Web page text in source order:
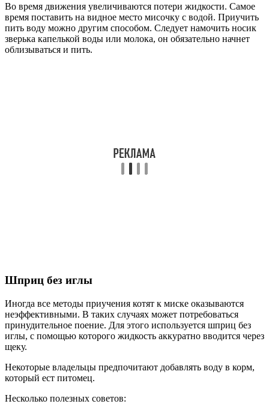
Во время движения увеличиваются потери жидкости. Самое
время поставить на видное место мисочку с водой. Приучить
пить воду можно другим способом. Следует намочить носик
зверька капелькой воды или молока, он обязательно начнет
облизываться и пить.
Шприц без иглы
Иногда все методы приучения котят к миске оказываются
неэффективными. В таких случаях может потребоваться
принудительное поение. Для этого используется шприц без
иглы, с помощью которого жидкость аккуратно вводится через
щеку.
Некоторые владельцы предпочитают добавлять воду в корм,
который ест питомец.
Несколько полезных советов: